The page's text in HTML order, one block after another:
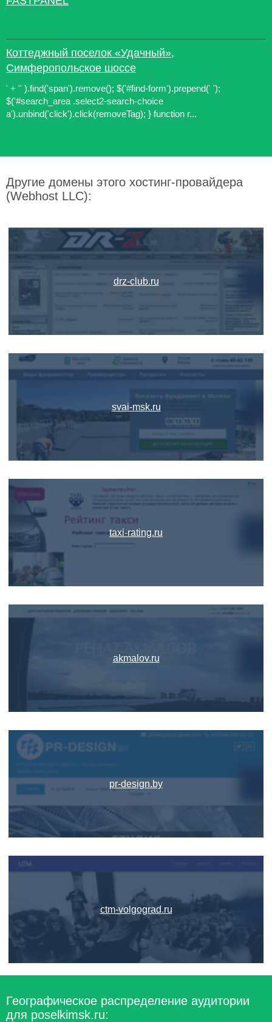
Коттеджный поселок «Удачный»,
Симферопольское шоссе
' + '' ).find('span').remove(); $('#find-form').prepend(' ');
$('#search_area .select2-search-choice
a').unbind('click').click(removeTag); } function r...
Другие домены этого хостинг-провайдера
(Webhost LLC):
drz-club.ru
svai-msk.ru
taxi-rating.ru
akmalov.ru
pr-design.by
ctm-volgograd.ru
Географическое распределение аудитории
для poselkimsk.ru: